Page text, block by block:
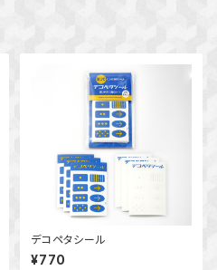
デコペタシール
¥770